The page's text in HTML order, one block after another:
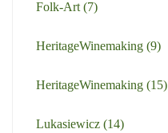
Folk-Art (7)
HeritageWinemaking (9)
HeritageWinemaking (15)
Lukasiewicz (14)